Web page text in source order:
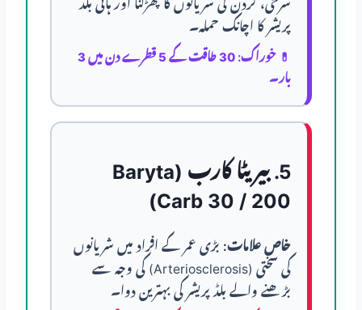
سرخی، گردن کی شریانوں کا پھڑکنا اور ہائی بلڈ
پریشر کا اچانک حملہ۔
💊 خوراک:
30 طاقت کے 5 قطرے دن میں 3
بار۔
5. بیریٹا کارب (Baryta
Carb 30 / 200)
خاص علامات: بڑی عمر کے افراد میں شریانوں
کی سختی (Arteriosclerosis) کی وجہ سے
بڑھنے والے بلڈ پریشر کی بہترین دوا۔